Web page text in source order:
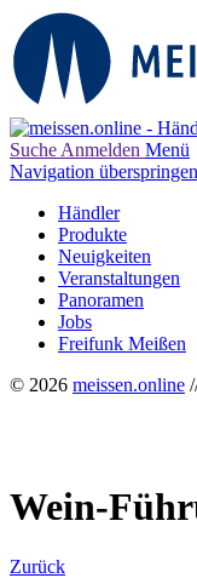
Suche Anmelden Menü
Navigation überspringen
Händler
Produkte
Neuigkeiten
Veranstaltungen
Panoramen
Jobs
Freifunk Meißen
© 2026 meissen.online
Wein-
Zurück